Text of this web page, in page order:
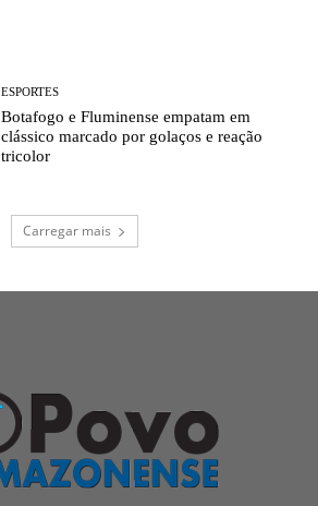
ESPORTES
Botafogo e Fluminense empatam em
clássico marcado por golaços e reação
tricolor
Carregar mais